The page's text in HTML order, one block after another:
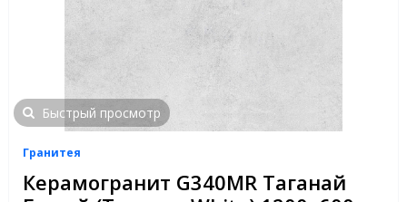
Быстрый просмотр
Гранитея
Керамогранит G340MR Таганай